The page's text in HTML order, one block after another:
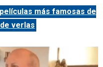
más famosas de
verlas